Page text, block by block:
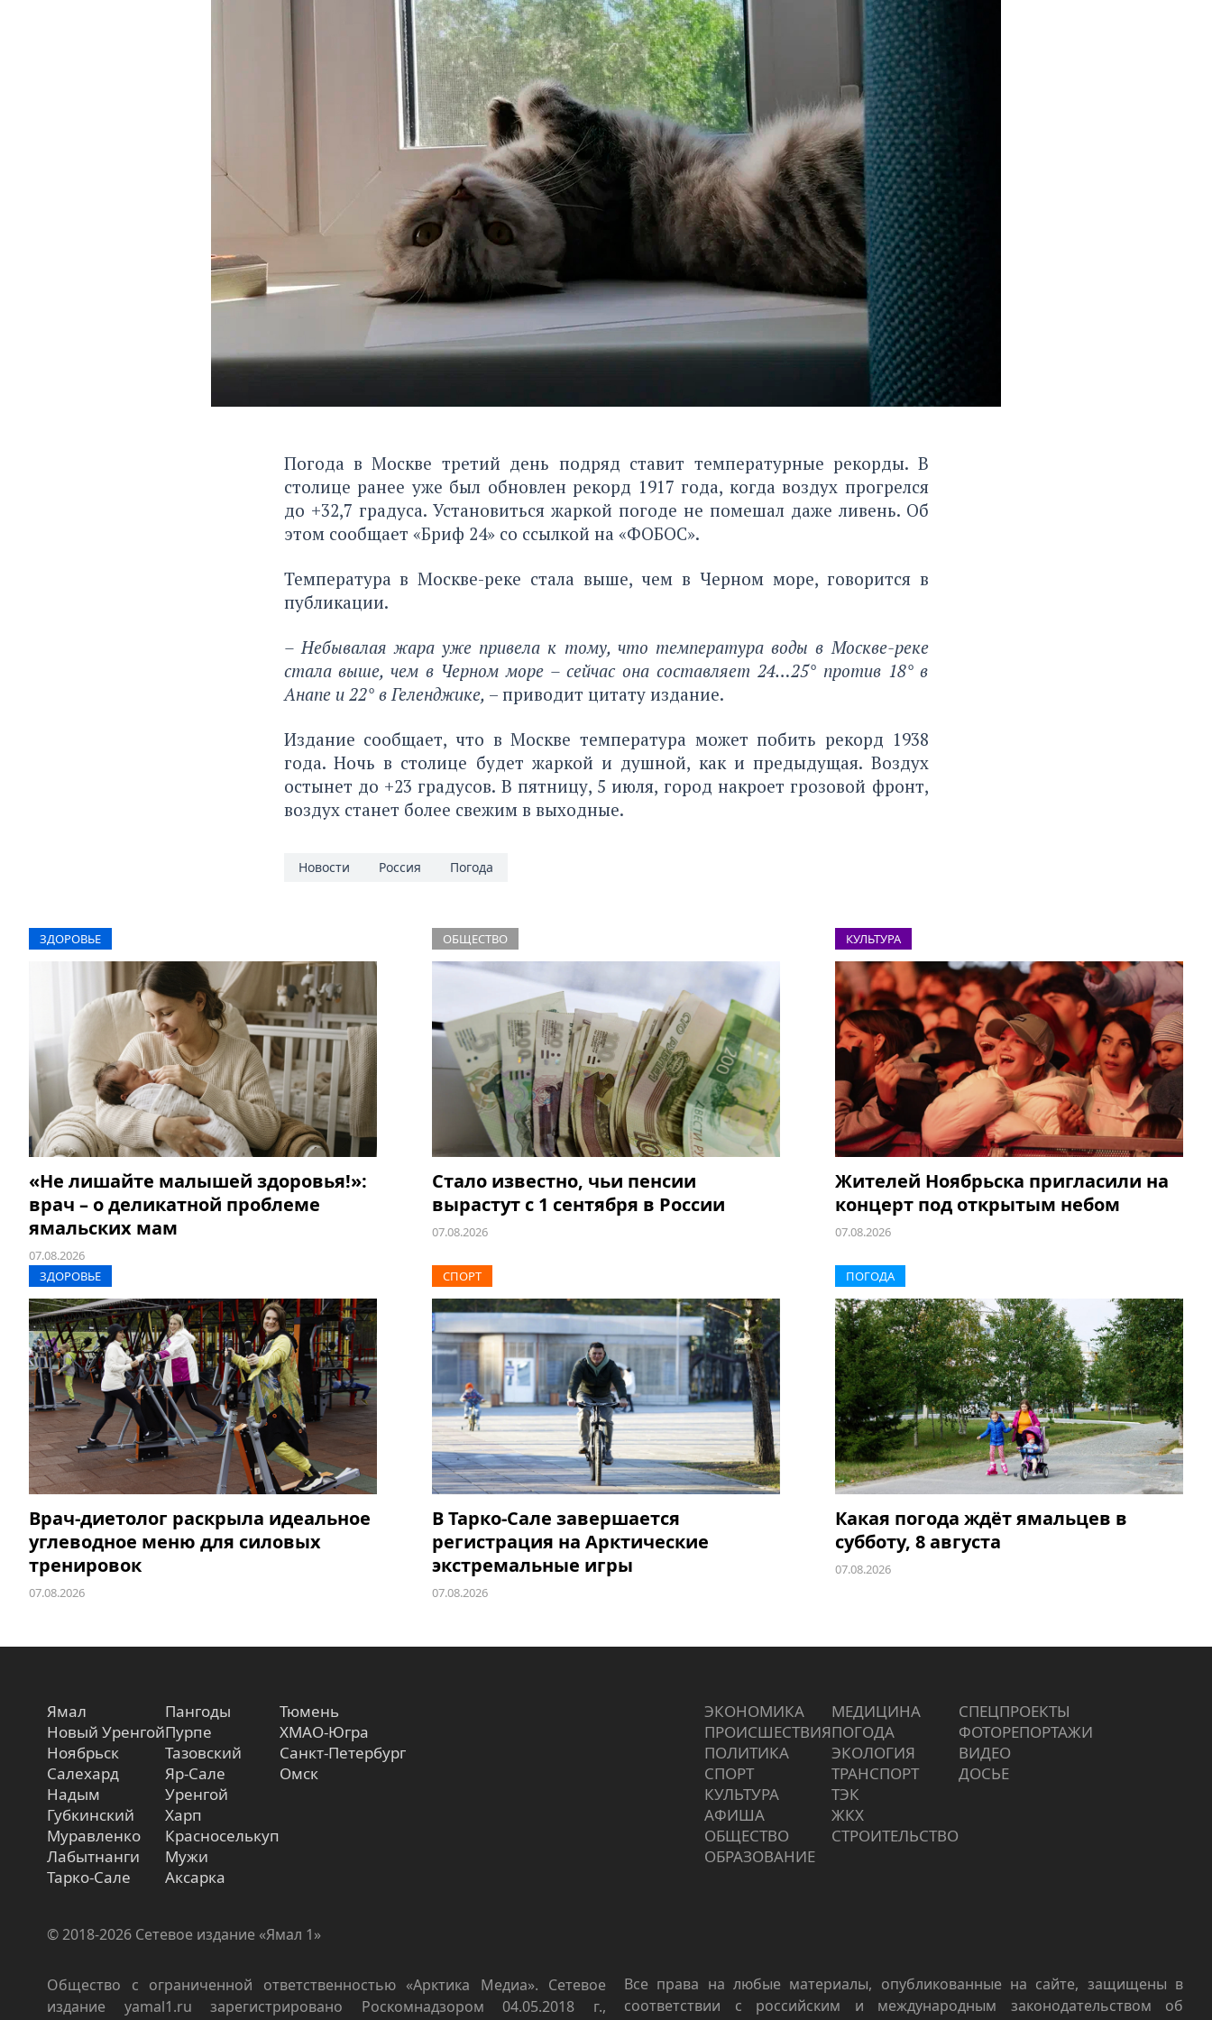
Погода в Москве третий день подряд ставит температурные рекорды. В
столице ранее уже был обновлен рекорд 1917 года, когда воздух прогрелся
до +32,7 градуса. Установиться жаркой погоде не помешал даже ливень. Об
этом сообщает «Бриф 24»со ссылкой на «ФОБОС».
Температура в Москве-реке стала выше, чем в Черном море, говорится в
публикации.
– Небывалая жара уже привела к тому, что температура воды в Москве-реке
стала выше, чем в Черном море – сейчас она составляет 24…25° против 18° в
Анапе и 22° в Геленджике, – приводит цитату издание.
Издание сообщает, что в Москве температура может побить рекорд 1938
года. Ночь в столице будет жаркой и душной, как и предыдущая. Воздух
остынет до +23 градусов. В пятницу, 5 июля, город накроет грозовой фронт,
воздух станет более свежим в выходные.
Новости Россия Погода
ЗДОРОВЬЕ
«Не лишайте малышей здоровья!»:
врач – о деликатной проблеме
ямальских мам
07.08.2026
ОБЩЕСТВО
Стало известно, чьи пенсии
вырастут с 1 сентября в России
07.08.2026
КУЛЬТУРА
Жителей Ноябрьска пригласили на
концерт под открытым небом
07.08.2026
ЗДОРОВЬЕ
Врач-диетолог раскрыла идеальное
углеводное меню для силовых
тренировок
07.08.2026
СПОРТ
В Тарко-Сале завершается
регистрация на Арктические
экстремальные игры
07.08.2026
ПОГОДА
Какая погода ждёт ямальцев в
субботу, 8 августа
07.08.2026
Ямал
Новый Уренгой
Ноябрьск
Салехард
Надым
Губкинский
Муравленко
Лабытнанги
Тарко-Сале
Пангоды
Пурпе
Тазовский
Яр-Сале
Уренгой
Харп
Красноселькуп
Мужи
Аксарка
Тюмень
ХМАО-Югра
Санкт-Петербург
Омск
ЭКОНОМИКА
ПРОИCШЕСТВИЯ
ПОЛИТИКА
СПОРТ
КУЛЬТУРА
АФИША
ОБЩЕСТВО
ОБРАЗОВАНИЕ
МЕДИЦИНА
ПОГОДА
ЭКОЛОГИЯ
ТРАНСПОРТ
ТЭК
ЖКХ
СТРОИТЕЛЬСТВО
СПЕЦПРОЕКТЫ
ФОТОРЕПОРТАЖИ
ВИДЕО
ДОСЬЕ
© 2018-2026 Сетевое издание «Ямал 1»
Общество с ограниченной ответственностью «Арктика Медиа». Сетевое
издание yamal1.ru зарегистрировано Роскомнадзором 04.05.2018 г.,
Все права на любые материалы, опубликованные на сайте, защищены в
соответствии с российским и международным законодательством об